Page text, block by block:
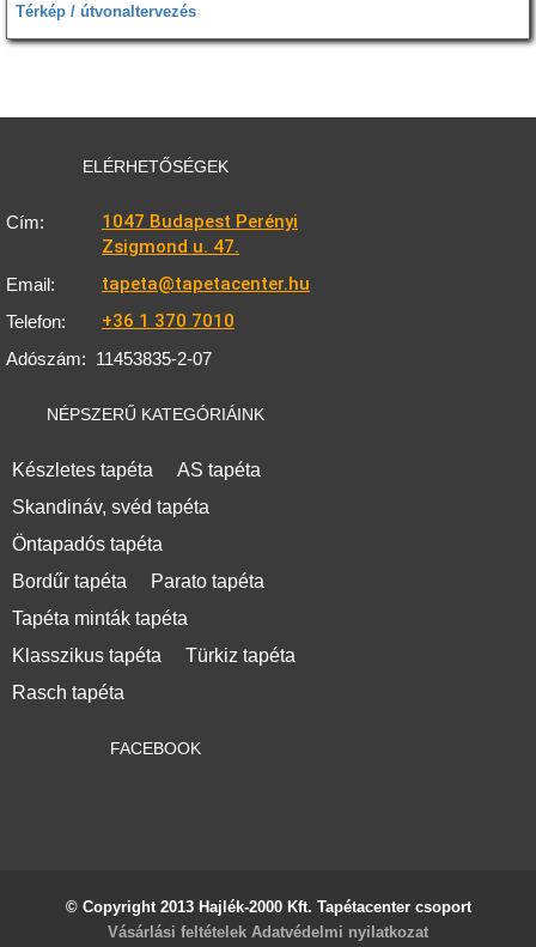
Térkép / útvonaltervezés
ELÉRHETŐSÉGEK
Cím:
1047 Budapest Perényi
Zsigmond u. 47.
Email: tapeta@tapetacenter.hu
Telefon: +36 1 370 7010
Adószám: 11453835-2-07
NÉPSZERŰ KATEGÓRIÁINK
Készletes tapéta
AS tapéta
Skandináv, svéd tapéta
Öntapadós tapéta
Bordűr tapéta
Parato tapéta
Tapéta minták tapéta
Klasszikus tapéta
Türkiz tapéta
Rasch tapéta
FACEBOOK
© Copyright 2013 Hajlék-2000 Kft. Tapétacenter csoport
Vásárlási feltételek Adatvédelmi nyilatkozat